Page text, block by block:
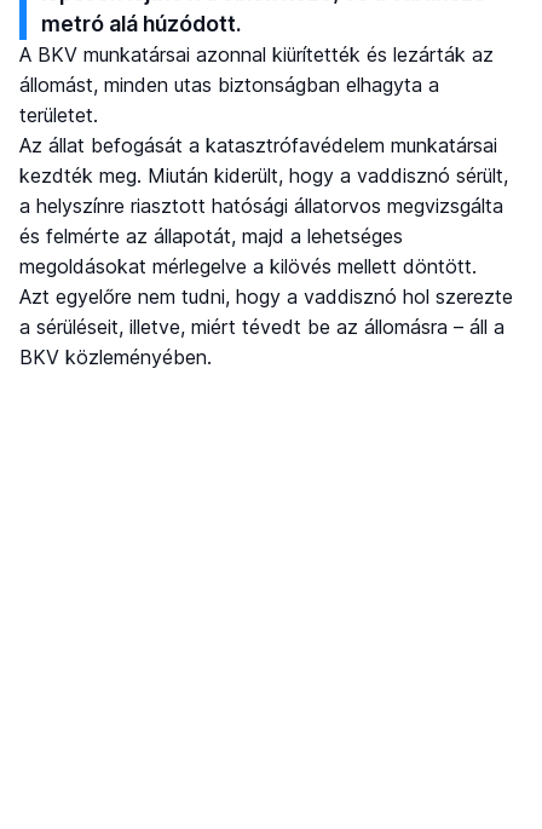
metró alá húzódott.
A BKV munkatársai azonnal kiürítették és lezárták az
állomást, minden utas biztonságban elhagyta a
területet.
Az állat befogását a katasztrófavédelem munkatársai
kezdték meg. Miután kiderült, hogy a vaddisznó sérült,
a helyszínre riasztott hatósági állatorvos megvizsgálta
és felmérte az állapotát, majd a lehetséges
megoldásokat mérlegelve a kilövés mellett döntött.
Azt egyelőre nem tudni, hogy a vaddisznó hol szerezte
a sérüléseit, illetve, miért tévedt be az állomásra – áll a
BKV közleményében.